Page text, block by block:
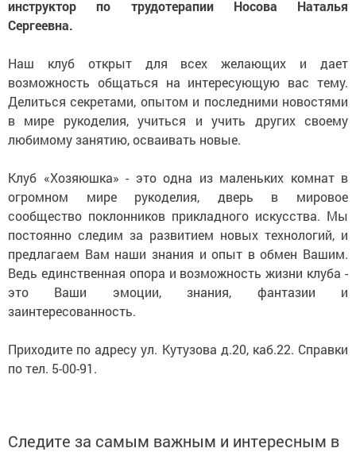
инструктор по трудотерапии Носова Наталья
Сергеевна.
Наш клуб открыт для всех желающих и дает
возможность общаться на интересующую вас тему.
Делиться секретами, опытом и последними новостями
в мире рукоделия, учиться и учить других своему
любимому занятию, осваивать новые.
Клуб «Хозяюшка» - это одна из маленьких комнат в
огромном мире рукоделия, дверь в мировое
сообщество поклонников прикладного искусства. Мы
постоянно следим за развитием новых технологий, и
предлагаем Вам наши знания и опыт в обмен Вашим.
Ведь единственная опора и возможность жизни клуба -
это Ваши эмоции, знания, фантазии и
заинтересованность.
Приходите по адресу ул. Кутузова д.20, каб.22. Справки
по тел. 5-00-91.
Следите за самым важным и интересным в